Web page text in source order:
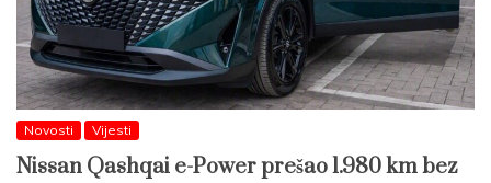
Novosti Vijesti
Nissan Qashqai e-Power prešao 1.980 km bez